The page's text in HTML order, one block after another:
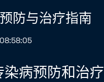
防与治疗指南
病预防和治疗